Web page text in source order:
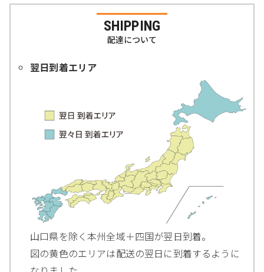
SHIPPING
配達について
翌日到着エリア
山口県を除く本州全域＋四国が翌日到着。
図の黄色のエリアは配送の翌日に到着するように